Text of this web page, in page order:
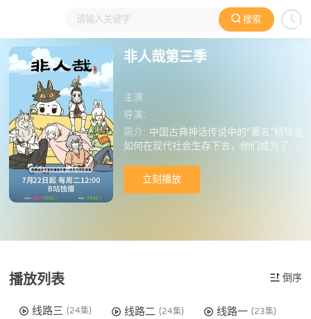
搜索
大家在看 国产动漫 欧美动漫
非人哉第三季
主演:
导演:
简介: 中国古典神话传说中的“著名”精怪是
如何在现代社会生存下去，他们成为了我
族、犬系男友，他们上演着生活中搞笑而
怪诞的小故事，关乎快乐、关乎友情，在
立刻播放
播放列表 倒序
线路三 (24集) 线路二 (24集) 线路一 (23集)